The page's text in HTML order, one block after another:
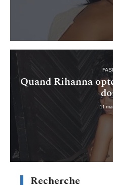
Quand Rihanna
11
Recherche